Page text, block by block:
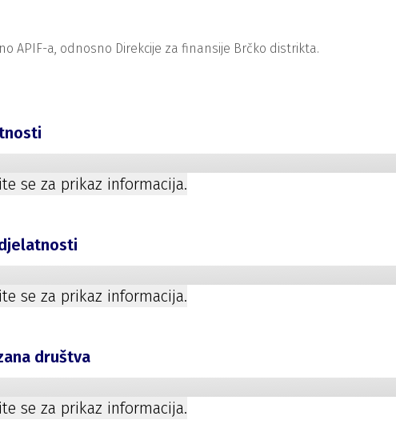
APIF-a, odnosno Direkcije za finansije Brčko distrikta.
se za prikaz informacija.
se za prikaz informacija.
društva
se za prikaz informacija.